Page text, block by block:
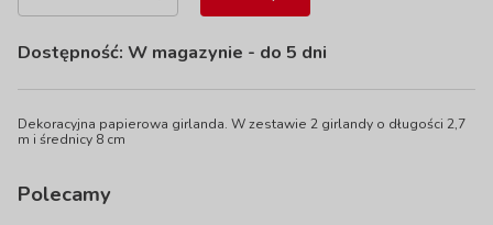
Dostępność: W magazynie - do 5 dni
Dekoracyjna papierowa girlanda. W zestawie 2 girlandy o długości 2,7
m i średnicy 8 cm
Polecamy